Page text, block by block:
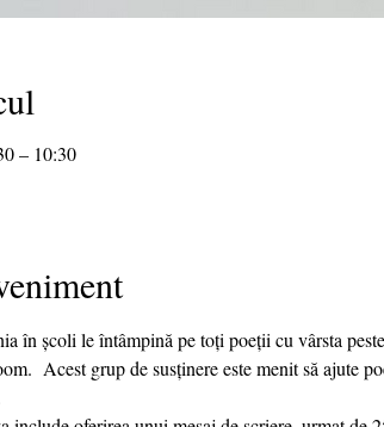
– 10:30
în școli le întâmpină pe toți poeții cu vârsta
Acest grup de susținere este menit să ajute